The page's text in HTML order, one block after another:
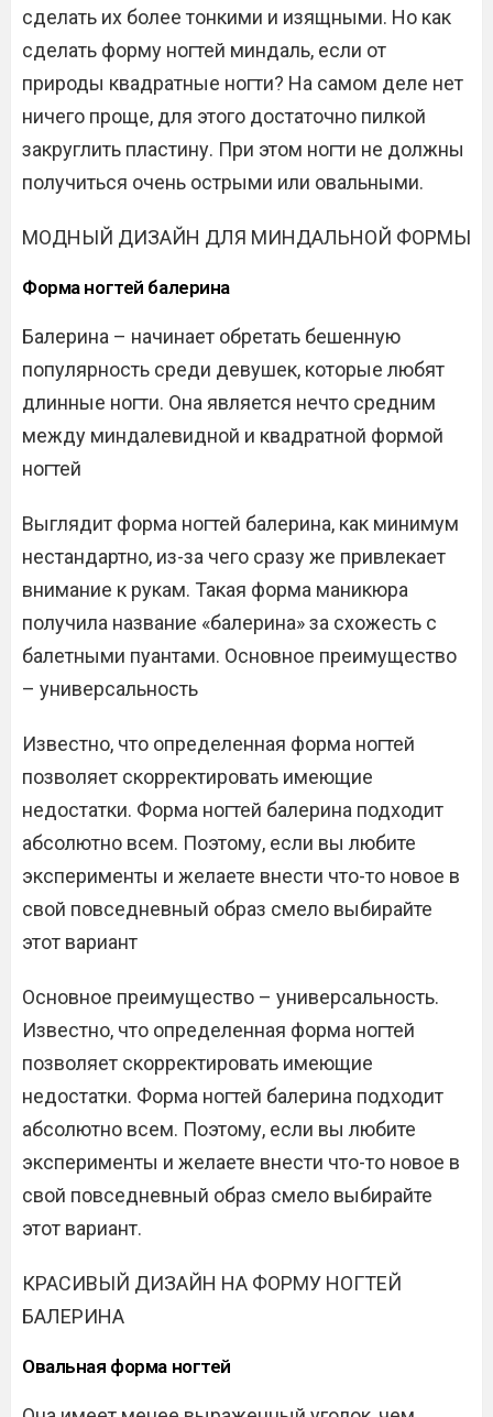
сделать их более тонкими и изящными. Но как
сделать форму ногтей миндаль, если от
природы квадратные ногти? На самом деле нет
ничего проще, для этого достаточно пилкой
закруглить пластину. При этом ногти не должны
получиться очень острыми или овальными.
МОДНЫЙ ДИЗАЙН ДЛЯ МИНДАЛЬНОЙ ФОРМЫ
Форма ногтей балерина
Балерина – начинает обретать бешенную
популярность среди девушек, которые любят
длинные ногти. Она является нечто средним
между миндалевидной и квадратной формой
ногтей
Выглядит форма ногтей балерина, как минимум
нестандартно, из-за чего сразу же привлекает
внимание к рукам. Такая форма маникюра
получила название «балерина» за схожесть с
балетными пуантами. Основное преимущество
– универсальность
Известно, что определенная форма ногтей
позволяет скорректировать имеющие
недостатки. Форма ногтей балерина подходит
абсолютно всем. Поэтому, если вы любите
эксперименты и желаете внести что-то новое в
свой повседневный образ смело выбирайте
этот вариант
Основное преимущество – универсальность.
Известно, что определенная форма ногтей
позволяет скорректировать имеющие
недостатки. Форма ногтей балерина подходит
абсолютно всем. Поэтому, если вы любите
эксперименты и желаете внести что-то новое в
свой повседневный образ смело выбирайте
этот вариант.
КРАСИВЫЙ ДИЗАЙН НА ФОРМУ НОГТЕЙ
БАЛЕРИНА
Овальная форма ногтей